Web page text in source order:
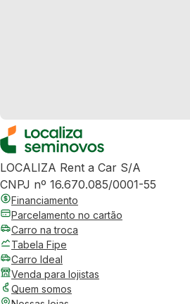
LOCALIZA Rent a Car S/A
CNPJ nº 16.670.085/0001-55
Financiamento
Parcelamento no cartão
Carro na troca
Tabela Fipe
Carro Ideal
Venda para lojistas
Quem somos